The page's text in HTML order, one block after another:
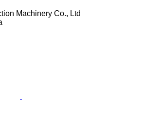
Machinery Co., Ltd